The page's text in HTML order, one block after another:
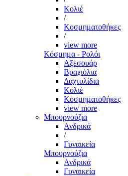
Κολιέ
/
Κοσμηματοθήκες
/
view more
Κόσμημα - Ρολόι
Αξεσουάρ
Βραχιόλια
Δαχτυλίδια
Κολιέ
Κοσμηματοθήκες
view more
Μπουρνούζια
Ανδρικά
/
Γυναικεία
Μπουρνούζια
Ανδρικά
Γυναικεία